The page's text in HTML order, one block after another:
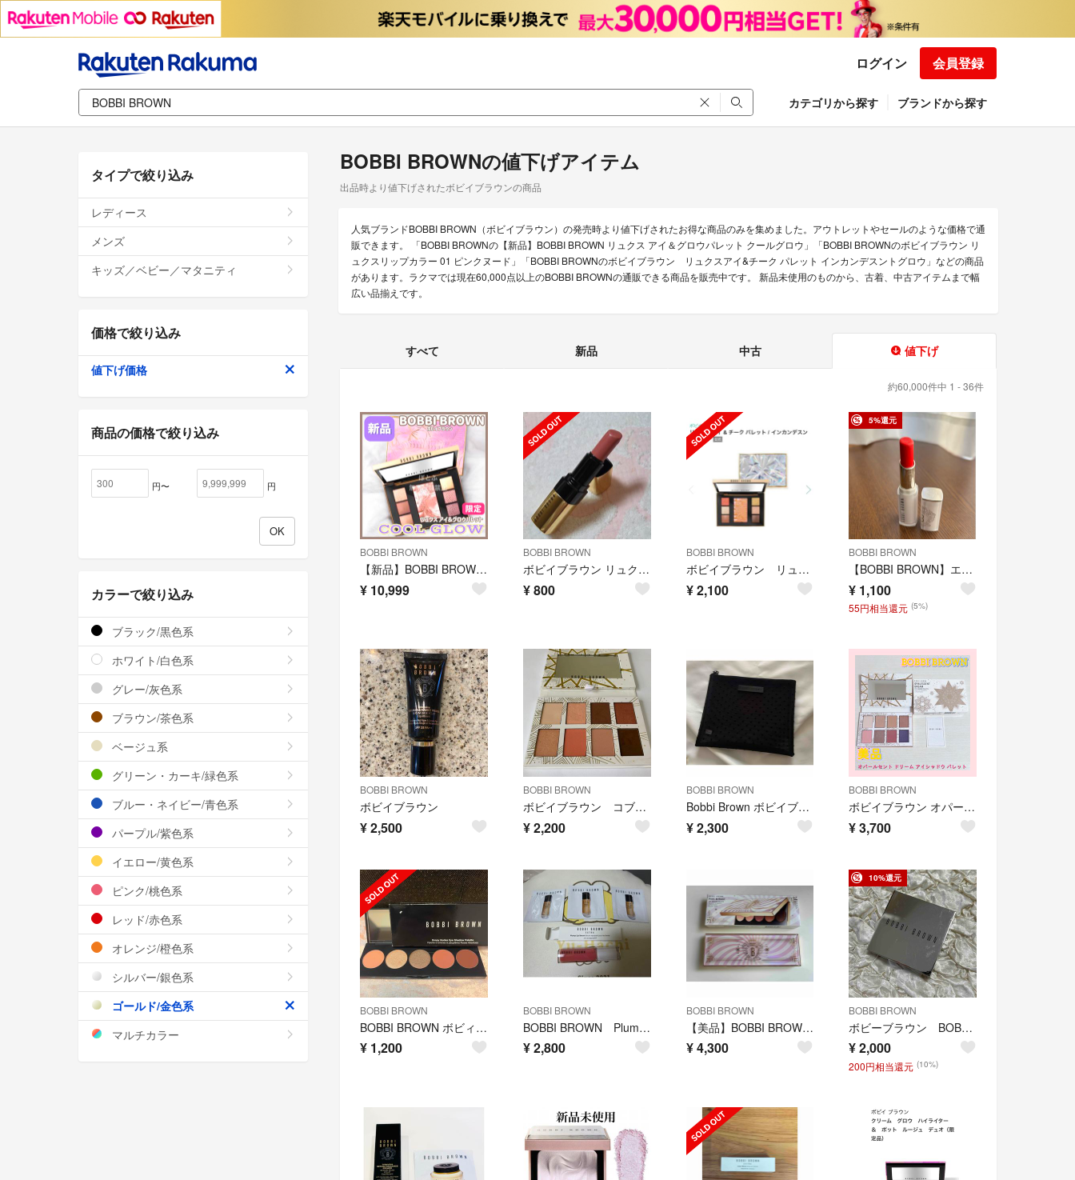
ログイン 会員登録
カテゴリから探す ブランドから探す
BOBBI BROWNの値下げアイテム
出品時より値下げされたボビイブラウンの商品
人気ブランドBOBBI BROWN（ボビイブラウン）の発売時より値下げされたお得な商品のみを集めました。アウトレットやセールのような価格で通
販できます。 「BOBBI BROWNの【新品】BOBBI BROWN リュクス アイ＆グロウパレット クールグロウ」「BOBBI BROWNのボビイブラウン リ
ュクスリップカラー 01 ピンクヌード」「BOBBI BROWNのボビイブラウン リュクスアイ&チーク パレット インカンデスントグロウ」などの商品
があります。ラクマでは現在60,000点以上のBOBBI BROWNの通販できる商品を販売中です。 新品未使用のものから、古着、中古アイテムまで幅
広い品揃えです。
すべて 新品 中古 値下げ
約60,000件中 1 - 36件
BOBBI BROWN
【新品】BOBBI BROWN リュクス アイ＆グロウパレット クールグロウ
¥ 10,999
BOBBI BROWN
ボビイブラウン リュクスリップカラー 01 ピンクヌード
¥800
BOBBI BROWN
ボビイブラウン リュクスアイ&チーク パレット インカンデスントグロウ
¥2,100
5%還元
BOBBI BROWN
【BOBBI BROWN】エクストラカラーシャイン ドランクドラゴン
¥ 1,100
55円相当還元 (5%)
BOBBI BROWN
ボビイブラウン
¥2,500
BOBBI BROWN
ボビイブラウン コブルストーンレーン アイシャドウパレット
¥2,200
BOBBI BROWN
Bobbi Brown ボビイブラウン ノベルティ ブラック シアー ポーチ
¥2,300
BOBBI BROWN
ボビイブラウン オパールセント ドリーム アイシャドウ パレット
¥3,700
BOBBI BROWN
BOBBI BROWN ボビィブラウン ロージーヌード アイシャドウパレット 5色
¥ 1,200
BOBBI BROWN
BOBBI BROWN Plump Lip Serum Weightless Skin Foundation
¥2,800
BOBBI BROWN
【美品】BOBBI BROWNボビイブラウンピンクミラージュアイシャドウパレット
¥4,300
10%還元
BOBBI BROWN
ボビーブラウン BOBBIBROWN ハイライト 中古 ブライトニングヌード
¥2,000
200円相当還元 (10%)
タイプで絞り込み
レディース
メンズ
キッズ／ベビー／マタニティ
価格で絞り込み
値下げ価格
商品の価格で絞り込み
円〜 円
カラーで絞り込み
ブラック/黒色系
ホワイト/白色系
グレー/灰色系
ブラウン/茶色系
ベージュ系
グリーン・カーキ/緑色系
ブルー・ネイビー/青色系
パープル/紫色系
イエロー/黄色系
ピンク/桃色系
レッド/赤色系
オレンジ/橙色系
シルバー/銀色系
ゴールド/金色系
マルチカラー